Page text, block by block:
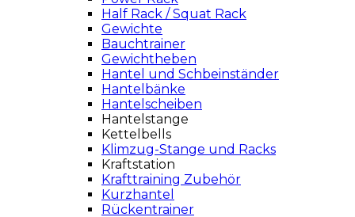
Half Rack / Squat Rack
Gewichte
Bauchtrainer
Gewichtheben
Hantel und Schbeinständer
Hantelbänke
Hantelscheiben
Hantelstange
Kettelbells
Klimzug-Stange und Racks
Kraftstation
Krafttraining Zubehör
Kurzhantel
Rückentrainer